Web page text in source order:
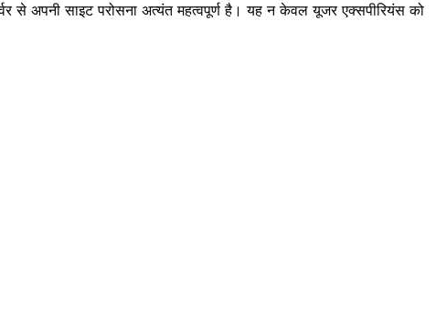
से अपनी साइट परोसना अत्यंत महत्वपूर्ण है। यह न केवल यूजर एक्सपीरियंस को